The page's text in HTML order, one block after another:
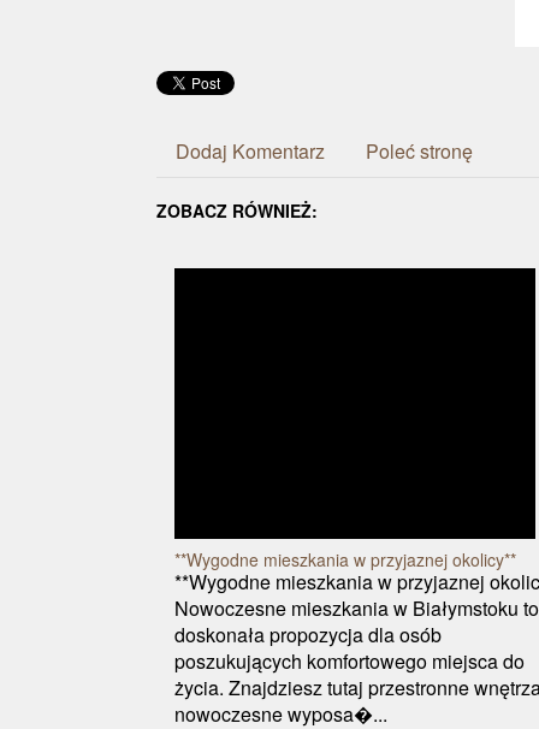
Dodaj Komentarz Poleć stronę
ZOBACZ RÓWNIEŻ:
**Wygodne mieszkania w przyjaznej okolicy**
**Wygodne mieszkania w przyjaznej
Nowoczesne mieszkania w Białymstoku to
doskonała propozycja dla osób
poszukujących komfortowego miejsca do
życia. Znajdziesz tutaj przestronne
nowoczesne wyposa�...